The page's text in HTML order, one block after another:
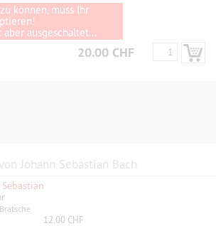
können, muss Ihr
ausgeschaltet...
20.00 CHF
Johann Sebastian Bach
12.00 CHF